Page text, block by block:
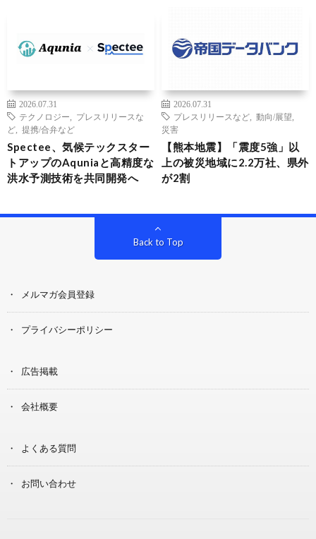
2026.07.31
テクノロジー
プレスリリースな
ど
提携/合弁など
Spectee、気候テックスター
トアップのAquniaと高精度な
洪水予測技術を共同開発へ
2026.07.31
プレスリリースなど
動向/展望
災害
【熊本地震】「震度5強」以
上の被災地域に2.2万社、県外
が2割
Back to Top
メルマガ会員登録
プライバシーポリシー
広告掲載
会社概要
よくある質問
お問い合わせ